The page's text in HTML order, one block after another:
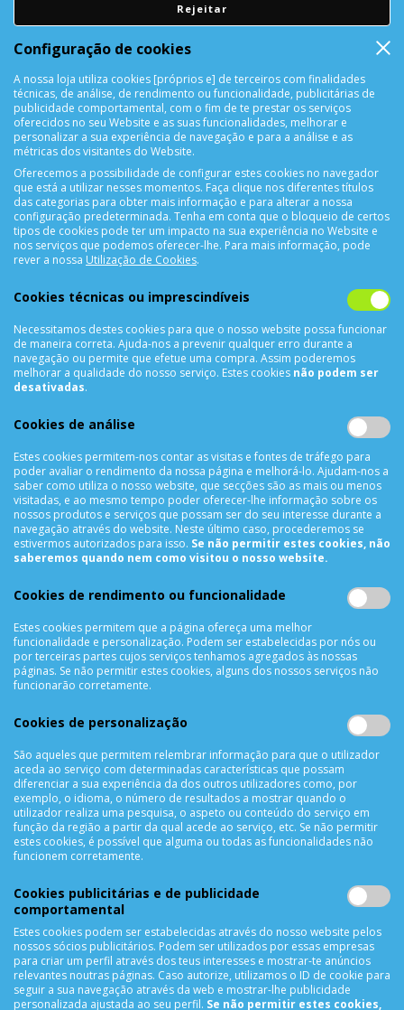
DEVOLUÇÕES
Devolução Garantida!
SUPORTE ONLINE
CONTACTOS
4450-042 Matosinhos Portugal
comercial@cellrepair.pt
vendas@cellrepair.pt
229 380 496 Chamada para a rede fixa nacional
910991733
Segunda a Sexta das 10h00 às 19h00
Sábado das 9h00 às 13h00
INFORMAÇÕES
Termos & Condições
Política de Privacidade
Trocas & Devoluções
Métodos de Pagamento
Resolução de Litígios
Livro de reclamações
APOIO AO CLIENTE
Criar Conta
As Minhas Encomendas
Lista de Desejos
Solicitar uma Devolução
Expedição
Utilização de Cookies
NEWSLETTER
Rejeitar
Configuração de cookies
A nossa loja utiliza cookies [próprios e] de terceiros com finalidades
técnicas, de análise, de rendimento ou funcionalidade, publicitárias de
publicidade comportamental, com o fim de te prestar os serviços
oferecidos no seu Website e as suas funcionalidades, melhorar e
personalizar a sua experiência de navegação e para a análise e as
métricas dos visitantes do Website.
Oferecemos a possibilidade de configurar estes cookies no navegador
que está a utilizar nesses momentos. Faça clique nos diferentes títulos
das categorias para obter mais informação e para alterar a nossa
configuração predeterminada. Tenha em conta que o bloqueio de certos
tipos de cookies pode ter um impacto na sua experiência no Website e
nos serviços que podemos oferecer-lhe. Para mais informação, pode
rever a nossa Utilização de Cookies.
Cookies técnicas ou imprescindíveis
Necessitamos destes cookies para que o nosso website possa funcionar
de maneira correta. Ajuda-nos a prevenir qualquer erro durante a
navegação ou permite que efetue uma compra. Assim poderemos
melhorar a qualidade do nosso serviço. Estes cookies não podem ser
desativadas.
Cookies de análise
Estes cookies permitem-nos contar as visitas e fontes de tráfego para
poder avaliar o rendimento da nossa página e melhorá-lo. Ajudam-nos a
saber como utiliza o nosso website, que secções são as mais ou menos
visitadas, e ao mesmo tempo poder oferecer-lhe informação sobre os
nossos produtos e serviços que possam ser do seu interesse durante a
navegação através do website. Neste último caso, procederemos se
estivermos autorizados para isso. Se não permitir estes cookies, não
saberemos quando nem como visitou o nosso website.
Cookies de rendimento ou funcionalidade
Estes cookies permitem que a página ofereça uma melhor
funcionalidade e personalização. Podem ser estabelecidas por nós ou
por terceiras partes cujos serviços tenhamos agregados às nossas
páginas. Se não permitir estes cookies, alguns dos nossos serviços não
funcionarão corretamente.
Cookies de personalização
São aqueles que permitem relembrar informação para que o utilizador
aceda ao serviço com determinadas características que possam
diferenciar a sua experiência da dos outros utilizadores como, por
exemplo, o idioma, o número de resultados a mostrar quando o
utilizador realiza uma pesquisa, o aspeto ou conteúdo do serviço em
função da região a partir da qual acede ao serviço, etc. Se não permitir
estes cookies, é possível que alguma ou todas as funcionalidades não
funcionem corretamente.
Cookies publicitárias e de publicidade
comportamental
Estes cookies podem ser estabelecidas através do nosso website pelos
nossos sócios publicitários. Podem ser utilizados por essas empresas
para criar um perfil através dos teus interesses e mostrar-te anúncios
relevantes noutras páginas. Caso autorize, utilizamos o ID de cookie para
seguir a sua navegação através da web e mostrar-lhe publicidade
personalizada ajustada ao seu perfil. Se não permitir estes cookies,